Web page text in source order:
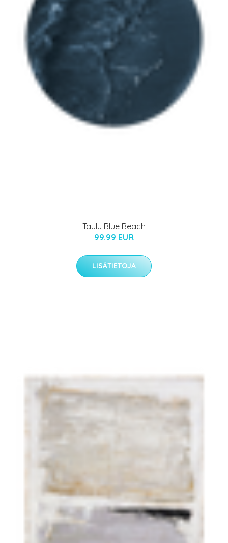
Taulu Blue Beach
99.99 EUR
LISÄTIETOJA